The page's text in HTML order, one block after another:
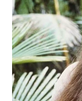
WN
PAKPAK
WN
KARAWANG
WN